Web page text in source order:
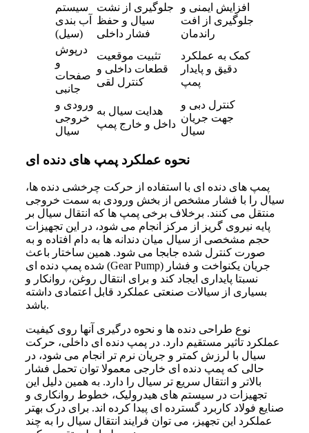
سیستم
آب بندی
(سیل)
جلوگیری از نشت
سیال و حفظ
فشار داخلی
افزایش ایمنی و
جلوگیری از افت
راندمان
درپوش
و
صفحات
جانبی
تثبیت موقعیت
قطعات داخلی و
کنترل لقی
کمک به عملکرد
دقیق و پایدار
پمپ
ورودی و
خروجی
سیال
هدایت سیال به
داخل و خارج پمپ
کنترل دبی و
جهت جریان
سیال
نحوه عملکرد پمپ های دنده ای
پمپ های دنده ای با استفاده از حرکت چرخشی دنده ها،
سیال را با فشار مشخص از بخش ورودی به سمت خروجی
منتقل می کنند. برخلاف برخی پمپ ها که انتقال سیال بر
پایه نیروی گریز از مرکز انجام می شود، در این تجهیزات
حجم مشخصی از سیال میان دندانه ها به دام افتاده و به
صورت کنترل شده جابجا می شود. همین ساختار باعث
شده پمپ دنده‌ ای (Gear Pump) جریان یکنواخت و فشار
نسبتا پایداری ایجاد کند و برای انتقال روغن، روانکار و
بسیاری از سیالات صنعتی عملکرد قابل اعتمادی داشته
باشد.
نوع طراحی دنده ها و نحوه درگیری آنها روی کیفیت
عملکرد تاثیر مستقیم دارد. در پمپ دنده ای داخلی، حرکت
سیال با لرزش کمتر و جریان نرم تر انجام می شود، در
حالی که پمپ دنده ای خارجی معمولا توان تحمل فشار
بالاتر و انتقال سریع تر سیال را دارد. به همین دلیل این
تجهیزات در سیستم های هیدرولیک، خطوط روانکاری و
صنایع فولاد کاربرد گسترده ای پیدا کرده اند. برای درک بهتر
عملکرد این تجهیز، می توان فرایند انتقال سیال را به چند